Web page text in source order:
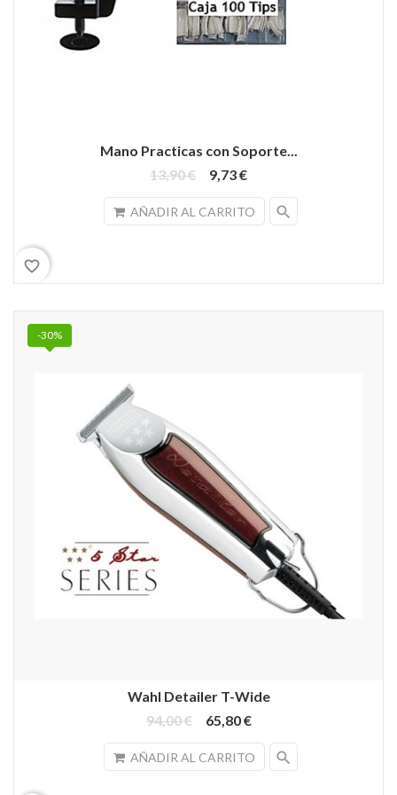
Mano Practicas con Soporte...
13,90 €
9,73 €
AÑADIR AL CARRITO search
favorite_border
Wahl Detailer T-Wide
94,00 €
65,80 €
AÑADIR AL CARRITO search
-30%